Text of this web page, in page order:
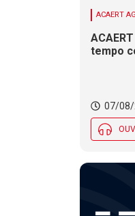
ACAERT
tempo
07/08/